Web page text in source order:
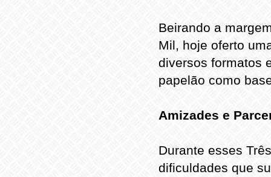
Beirando a
Mil, hoje oferto
diversos formatos
papelão como
Amizades e
Durante esses
dificuldades que